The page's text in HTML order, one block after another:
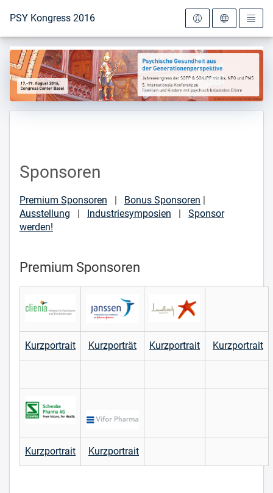
Zur Startseite
PSY Kongress 2016
Sponsoren
Premium Sponsoren | Bonus Sponsoren |
Ausstellung | Industriesymposien | Sponsor
werden!
Premium Sponsoren
Kurzportrait Kurzporträt Kurzportrait Kurzportrait
Kurzportrait Kurzportrait